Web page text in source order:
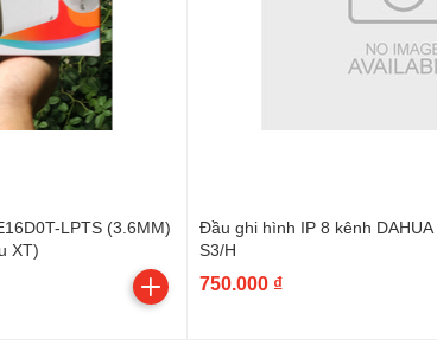
LPTS (3.6MM)
XT)
Đầu ghi hình IP 8 kênh DAHUA
S3/H
750.000 ₫